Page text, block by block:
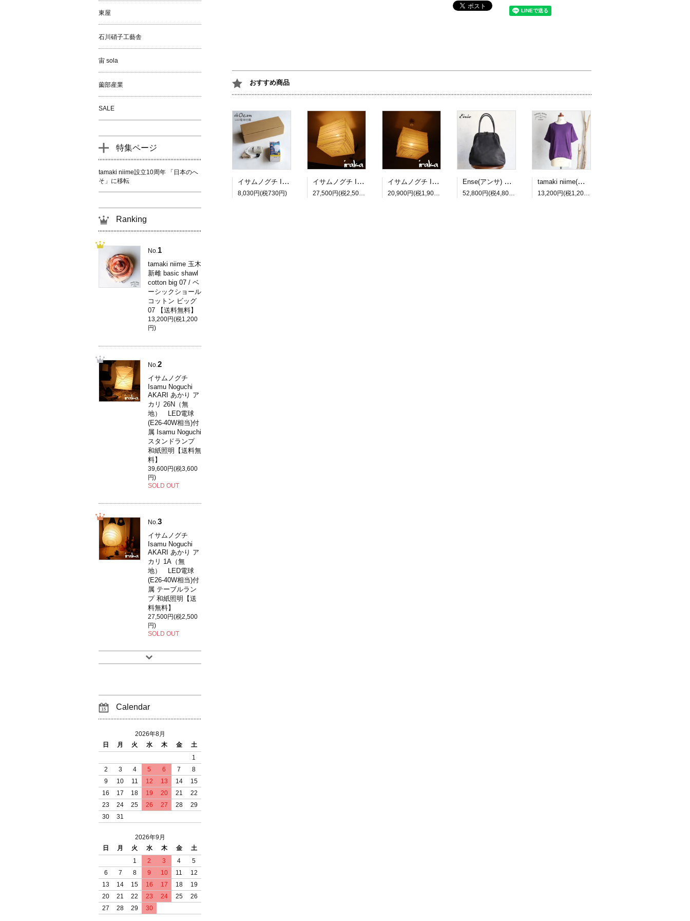
おすすめ商品
イサムノグチ Isamu Noguchi AKARI あかり アカリ ペンダントライト専用コードソケット CD-4 LED電球(E26-40W相当)付属 約40cm
8,030円(税730円)
イサムノグチ Isamu Noguchi AKARI あかり アカリ 45X（無地） ペンダントランプ 和紙照明シェード【送料無料】
27,500円(税2,500円)
イサムノグチ Isamu Noguchi AKARI あかり アカリ 33X（無地） ペンダントランプ 和紙照明シェード【送料無料】
20,900円(税1,900円)
Ense(アンサ) gamaguchi bag black/ブラック ガマグチバッグ【送料無料】
52,800円(税4,800円)
tamaki niime(タマキ ニイメ) 玉木新雌 maru t HALF SLEEVES サイズ2 60 cotton100% マル T ハーフスリーブ コットン100％【送料無料】
13,200円(税1,200円)
東屋
石川硝子工藝舎
宙 sola
薗部産業
SALE
特集ページ
tamaki niime設立10周年 「日本のへ
そ」に移転
Ranking
No. 1
tamaki niime 玉木
新雌 basic shawl
cotton big 07 / ベ
ーシックショール
コットン ビッグ
07 【送料無料】
13,200円(税1,200
円)
No.2
イサムノグチ
Isamu Noguchi
AKARI あかり ア
カリ 26N（無
地） LED電球
(E26-40W相当)付
属 Isamu Noguchi
スタンドランプ
和紙照明【送料無
料】
39,600円(税3,600
円)
SOLD OUT
No.3
イサムノグチ
Isamu Noguchi
AKARI あかり ア
カリ 1A（無
地） LED電球
(E26-40W相当)付
属 テーブルラン
プ 和紙照明【送
料無料】
27,500円(税2,500
円)
SOLD OUT
Calendar
2026年8月
日
月 火 水 木 金
土
1
2
3 4 5 6 7
8
9
10 11 12 13 14
15
16
17 18 19 20 21
22
23
24 25 26 27 28
29
30
31
2026年9月
日
月 火 水 木 金
土
1
2 3 4
5
6
7 8 9 10 11
12
13
14 15 16 17 18
19
20
21 22 23 24 25
26
27
28 29 30